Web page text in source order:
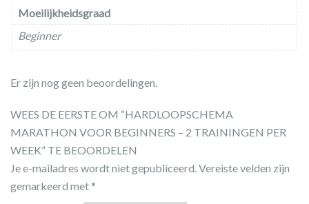
Moeilijkheidsgraad
Beginner
Er zijn nog geen beoordelingen.
WEES DE EERSTE OM “HARDLOOPSCHEMA
MARATHON VOOR BEGINNERS – 2 TRAININGEN PER
WEEK” TE BEOORDELEN
Je e-mailadres wordt niet gepubliceerd.Vereiste velden zijn
gemarkeerd met *